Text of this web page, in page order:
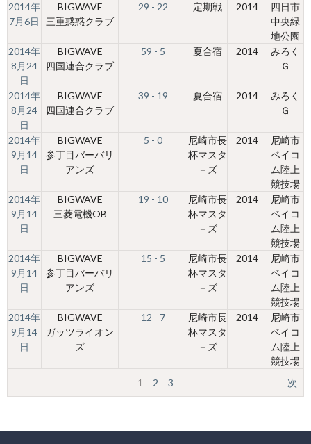
2014年
7月6日
BIGWAVE
三重惑惑クラブ
29 - 22 定期戦 2014
四日市
中央緑
地公園
2014年
8月24
日
BIGWAVE
四国連合クラブ
59 - 5 夏合宿 2014
みろく
Ｇ
2014年
8月24
日
BIGWAVE
四国連合クラブ
39 - 19 夏合宿 2014
みろく
Ｇ
2014年
9月14
日
BIGWAVE
参丁目バーバリ
アンズ
5 - 0
尼崎市長
杯マスタ
－ズ
2014
尼崎市
ベイコ
ム陸上
競技場
2014年
9月14
日
BIGWAVE
三菱電機OB
19 - 10
尼崎市長
杯マスタ
－ズ
2014
尼崎市
ベイコ
ム陸上
競技場
2014年
9月14
日
BIGWAVE
参丁目バーバリ
アンズ
15 - 5
尼崎市長
杯マスタ
－ズ
2014
尼崎市
ベイコ
ム陸上
競技場
2014年
9月14
日
BIGWAVE
ガッツライオン
ズ
12 - 7
尼崎市長
杯マスタ
－ズ
2014
尼崎市
ベイコ
ム陸上
競技場
1
2 3 次